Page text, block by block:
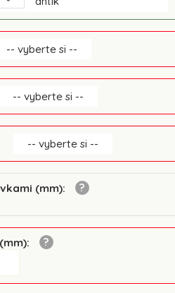
-- vyberte si --
-- vyberte si --
-- vyberte si --
(mm):
: